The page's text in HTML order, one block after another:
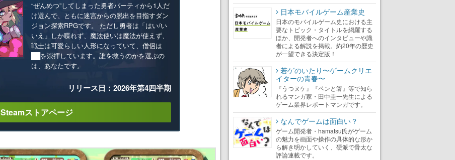
“ぜんめつ”してしまった勇者パーティから1人だ
け選んで、ともに迷宮からの脱出を目指すダン
ジョン探索RPGです。 ただし勇者は「はい/い
いえ」しか喋れず、魔法使いは魔法が使えず、
戦士は可愛らしい人形になっていて、僧侶は
██を崇拝しています。誰を救うのかを選ぶの
は、あなたです。
リリース日：2026年第4四半期
Steamストアページ
日本モバイルゲーム産業史
日本のモバイルゲーム史における主
要なトピック・タイトルを網羅する
ほか、開発者へのインタビューや識
者による解説を掲載。約20年の歴史
が一望できる決定版！
若ゲのいたり〜ゲームクリエ
イターの青春〜
『うつヌケ』『ペンと箸』等で知ら
れるマンガ家・田中圭一先生による
ゲーム業界レポートマンガです。
なんでゲームは面白い？
ゲーム開発者・hamatsu氏がゲーム
の魅力を画面や操作の具体的な形か
ら解き明かしていく、硬派で骨太な
評論連載です。